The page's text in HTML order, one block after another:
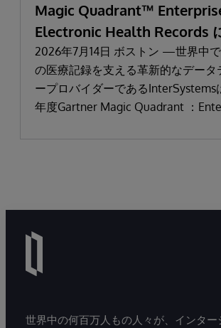
Magic Quadrant™
Electronic Health Records
「リーダー」と評価される
2026年7月14日 ボストン —世界中
の医療記録を支える革新的なデータ
ープロバイダーであるInterSystems
年度Gartner Magic Quadrant ：
Electronic Health Records（医療機
世界中の何百万人もの人々が、インター